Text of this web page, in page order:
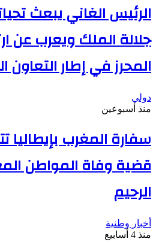
الرئيس الغاني يبعث
جلالة الملك ويعرب عن
المحرز في إطار التعاون
دولي
منذ أسبوعين
سفارة المغرب بإيطاليا
قضية وفاة المواطن
الرحيم
أخبار وطنية
منذ 4 أسابيع